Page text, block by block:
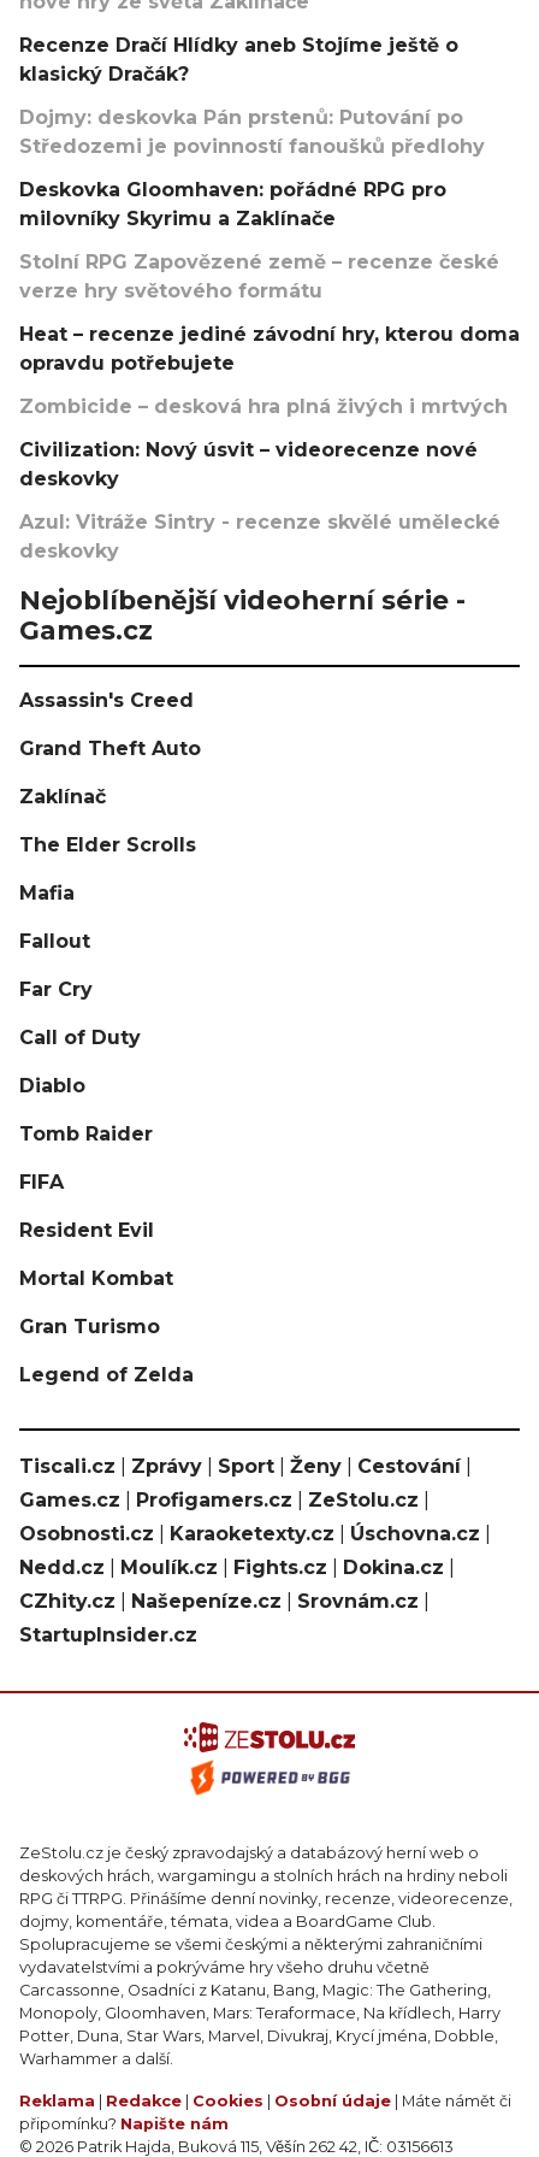
Recenze Dračí Hlídky aneb Stojíme ještě o
klasický Dračák?
Dojmy: deskovka Pán prstenů: Putování po
Středozemi je povinností fanoušků předlohy
Deskovka Gloomhaven: pořádné RPG pro
milovníky Skyrimu a Zaklínače
Stolní RPG Zapovězené země – recenze české
verze hry světového formátu
Heat – recenze jediné závodní hry, kterou doma
opravdu potřebujete
Zombicide – desková hra plná živých i mrtvých
Civilization: Nový úsvit – videorecenze nové
deskovky
Azul: Vitráže Sintry - recenze skvělé umělecké
deskovky
Nejoblíbenější videoherní série -
Games.cz
Assassin's Creed
Grand Theft Auto
Zaklínač
The Elder Scrolls
Mafia
Fallout
Far Cry
Call of Duty
Diablo
Tomb Raider
FIFA
Resident Evil
Mortal Kombat
Gran Turismo
Legend of Zelda
Tiscali.cz Zprávy Sport Ženy Cestování|
Games.cz
Profigamers.cz ZeStolu.cz
Osobnosti.cz
Karaoketexty.cz Úschovna.cz
Nedd.cz
Moulík.cz Fights.cz Dokina.cz
CZhity.cz
Našepeníze.cz Srovnám.cz
StartupInsider.cz
ZeStolu.cz je český zpravodajský a databázový herní web o
deskových hrách, wargamingu a stolních hrách na hrdiny neboli
RPG či TTRPG. Přinášíme denní novinky, recenze, videorecenze,
dojmy, komentáře, témata, videa a BoardGame Club.
Spolupracujeme se všemi českými a některými zahraničními
vydavatelstvími a pokrýváme hry všeho druhu včetně
Carcassonne, Osadníci z Katanu, Bang, Magic: The Gathering,
Monopoly, Gloomhaven, Mars: Teraformace, Na křídlech, Harry
Potter, Duna, Star Wars, Marvel, Divukraj, Krycí jména, Dobble,
Warhammer a další.
Reklama Redakce Cookies Osobní údaje | Máte námět či
připomínku? Napište nám
© 2026 Patrik Hajda, Buková 115, Věšín 262 42, IČ: 03156613